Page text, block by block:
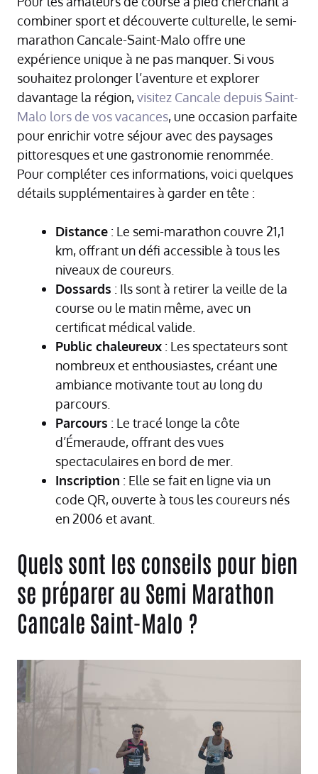
combiner sport et découverte culturelle, le semi-
marathon Cancale-Saint-Malo offre une
expérience unique à ne pas manquer. Si vous
souhaitez prolonger l’aventure et explorer
davantage la région,visitez Cancale depuis Saint-
Malo lors de vos vacances, une occasion parfaite
pour enrichir votre séjour avec des paysages
pittoresques et une gastronomie renommée.
Pour compléter ces informations, voici quelques
détails supplémentaires à garder en tête :
Distance : Le semi-marathon couvre 21,1
km, offrant un défi accessible à tous les
niveaux de coureurs.
Dossards : Ils sont à retirer la veille de la
course ou le matin même, avec un
certificat médical valide.
Public chaleureux : Les spectateurs sont
nombreux et enthousiastes, créant une
ambiance motivante tout au long du
parcours.
Parcours : Le tracé longe la côte
d’Émeraude, offrant des vues
spectaculaires en bord de mer.
Inscription : Elle se fait en ligne via un
code QR, ouverte à tous les coureurs nés
en 2006 et avant.
Quels sont les conseils pour bien
se préparer au Semi Marathon
Cancale Saint-Malo ?